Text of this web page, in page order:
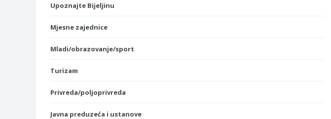
Upoznajte Bijeljinu
Mjesne zajednice
Mladi/obrazovanje/sport
Turizam
Privreda/poljoprivreda
Javna preduzeća i ustanove